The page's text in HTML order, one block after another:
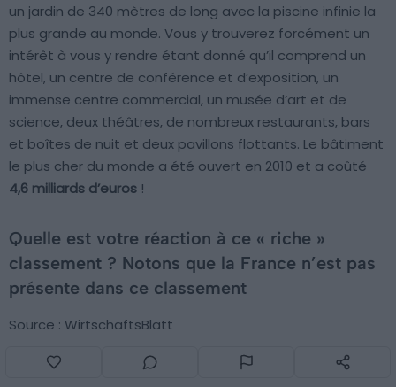
un jardin de 340 mètres de long avec la piscine infinie la
plus grande au monde. Vous y trouverez forcément un
intérêt à vous y rendre étant donné qu’il comprend un
hôtel, un centre de conférence et d’exposition, un
immense centre commercial, un musée d’art et de
science, deux théâtres, de nombreux restaurants, bars
et boîtes de nuit et deux pavillons flottants. Le bâtiment
le plus cher du monde a été ouvert en 2010 et a coûté
4,6 milliards d’euros !
Quelle est votre réaction à ce « riche »
classement ? Notons que la France n’est pas
présente dans ce classement
Source : WirtschaftsBlatt